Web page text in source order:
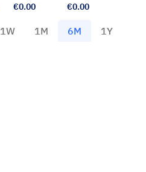
€0.00 €0.00
1W 1M 6M 1Y